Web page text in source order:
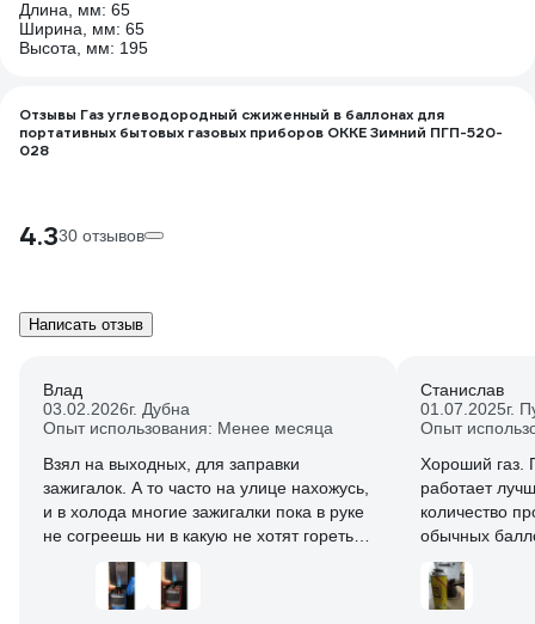
Длина, мм: 65
Ширина, мм: 65
Высота, мм: 195
Отзывы Газ углеводородный сжиженный в баллонах для
портативных бытовых газовых приборов OKKE Зимний ПГП-520-
028
4.330 отзывов
Написать отзыв
Влад
03.02.2026г. Дубна
Опыт использования: Менее месяца
Взял на выходных, для заправки
зажигалок. А то часто на улице нахожусь,
и в холода многие зажигалки пока в руке
не согреешь ни в какую не хотят гореть.
Заправил этот газ (единственное
переходник у меня отдельный валялся).
Так вот сегодня весь день на морозе
Станислав
01.07.2025г.
Опыт
Хороший газ.
работает
количество
обычных
проминается
проминаются
расчитаны